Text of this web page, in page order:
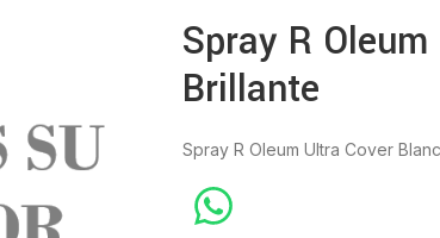
Spray R
Brillante
Spray R Oleum Ultra Cover